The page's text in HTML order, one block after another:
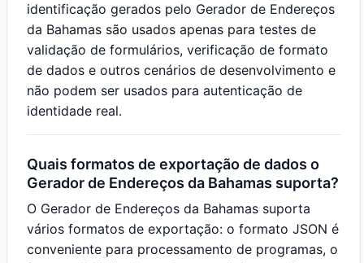
identificação gerados pelo Gerador de Endereços
da Bahamas são usados apenas para testes de
validação de formulários, verificação de formato
de dados e outros cenários de desenvolvimento e
não podem ser usados para autenticação de
identidade real.
Quais formatos de exportação de dados o
Gerador de Endereços da Bahamas suporta?
O Gerador de Endereços da Bahamas suporta
vários formatos de exportação: o formato JSON é
conveniente para processamento de programas, o